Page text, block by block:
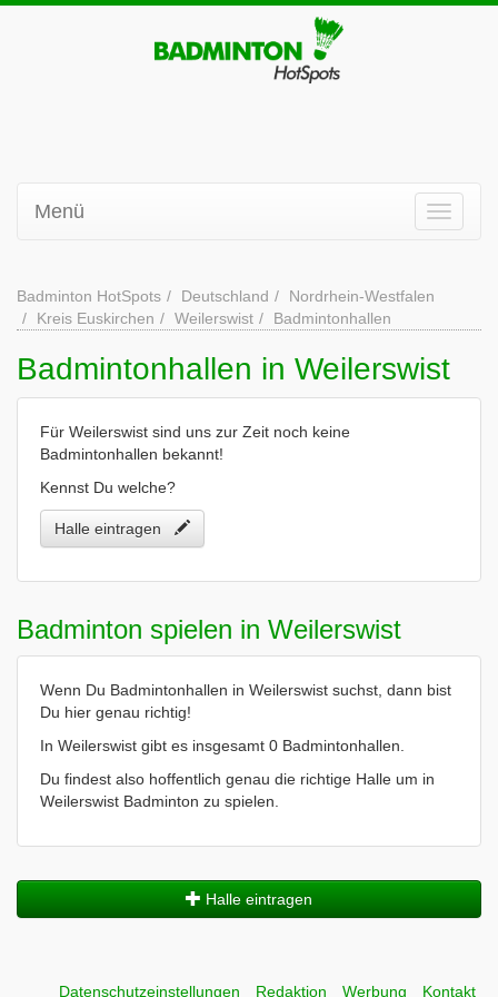
Menü
Badminton HotSpots Deutschland
Nordrhein-Westfalen
Kreis Euskirchen
Weilerswist Badmintonhallen
Badmintonhallen in Weilerswist
Für Weilerswist sind uns zur Zeit noch keine
Badmintonhallen bekannt!
Kennst Du welche?
Halle eintragen
Badminton spielen in Weilerswist
Wenn Du Badmintonhallen in Weilerswist suchst, dann bist
Du hier genau richtig!
In Weilerswist gibt es insgesamt 0 Badmintonhallen.
Du findest also hoffentlich genau die richtige Halle um in
Weilerswist Badminton zu spielen.
Halle eintragen
Datenschutzeinstellungen Redaktion Werbung Kontakt